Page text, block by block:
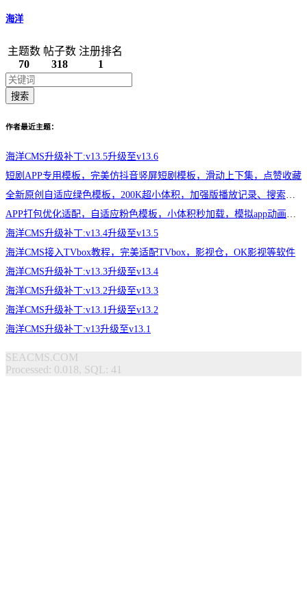
海洋
主题数
70
帖子数
318
注册排名
1
搜索
作者最近主题：
海洋CMS升级补丁:v13.5升级至v13.6
短剧APP专用模板，完美仿抖音竖屏短剧模板，滑动上下集，点赞收藏
全新原创自适应绿色模板，200K超小体积，加强版播放记录、搜索历史模块
APP打包优化适配，自适应粉色模板，小体积秒加载，模拟app动画效果，适合X
海洋CMS升级补丁:v13.4升级至v13.5
海洋CMS接入TVbox教程，完美适配TVbox，影视仓，OK影视等软件
海洋CMS升级补丁:v13.3升级至v13.4
海洋CMS升级补丁:v13.2升级至v13.3
海洋CMS升级补丁:v13.1升级至v13.2
海洋CMS升级补丁:v13升级至v13.1
SEACMS.COM
Processed: 0.018, SQL: 41